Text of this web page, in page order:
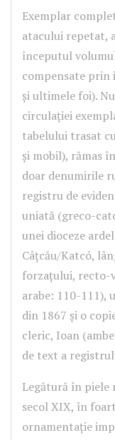
Exemplar
atacului repetat,
începutul
compensate
și ultimele foi).
circulației
tabelului trasat
și mobil), rămas
doar denumirile
registru de
uniată (greco-
unei dioceze
Câțcău/Katcó,
forzațului, recto-
arabe: 110-111),
din 1867 și o
cleric, Ioan
de text a
Legătură în piele
secol XIX, în
ornamentație